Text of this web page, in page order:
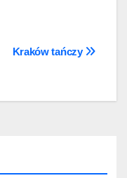
Kraków tańczy